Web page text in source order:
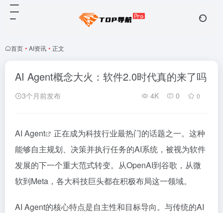
首页 • AI资讯 • 正文
AI Agent概念大火：软件2.0时代真的来了吗
3个月前发布 4K 0 0
AI Agent
正在成为科技行业最热门的话题之一。这种
能够自主规划、决策并执行任务的AI系统，被视为软件
发展的下一个重大范式转变。从OpenAI到谷歌，从微
软到Meta，各大科技巨头都在积极布局这一领域。
AI Agent的核心特点是自主性和目标导向。与传统的AI